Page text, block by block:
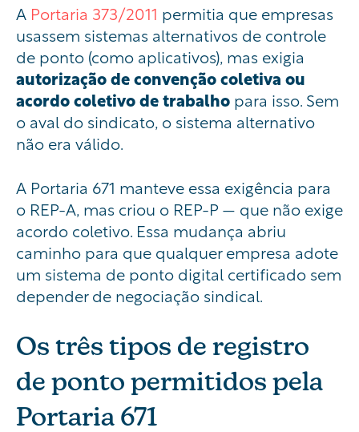
A Portaria 373/2011 permitia que empresas
usassem sistemas alternativos de controle
de ponto (como aplicativos), mas exigia
autorização de convenção coletiva ou
acordo coletivo de trabalho para isso. Sem
o aval do sindicato, o sistema alternativo
não era válido.
A Portaria 671 manteve essa exigência para
o REP-A, mas criou o REP-P — que não exige
acordo coletivo. Essa mudança abriu
caminho para que qualquer empresa adote
um sistema de ponto digital certificado sem
depender de negociação sindical.
Os três tipos de registro
de ponto permitidos pela
Portaria 671